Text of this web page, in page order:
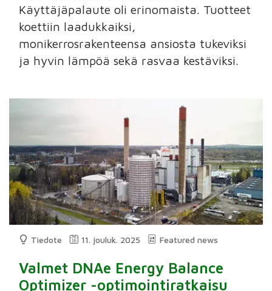
Käyttäjäpalaute oli erinomaista. Tuotteet
koettiin laadukkaiksi,
monikerrosrakenteensa ansiosta tukeviksi
ja hyvin lämpöä sekä rasvaa kestäviksi.
Tiedote 11. jouluk. 2025 Featured news
Valmet DNAe Energy Balance
Optimizer -optimointiratkaisu